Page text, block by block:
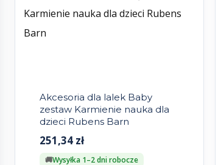
Akcesoria dla lalek Baby
zestaw Karmienie nauka dla
dzieci Rubens Barn
251,34 zł
Wysyłka 1–2 dni robocze